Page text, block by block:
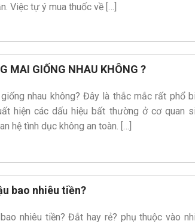
Việc tự ý mua thuốc về […]
MAI GIỐNG NHAU KHÔNG ?
nhau không? Đây là thắc mắc rất phổ
hiện các dấu hiệu bất thường ở cơ quan
hệ tình dục không an toàn. […]
bao nhiêu tiền?
nhiêu tiền? Đắt hay rẻ? phụ thuộc vào